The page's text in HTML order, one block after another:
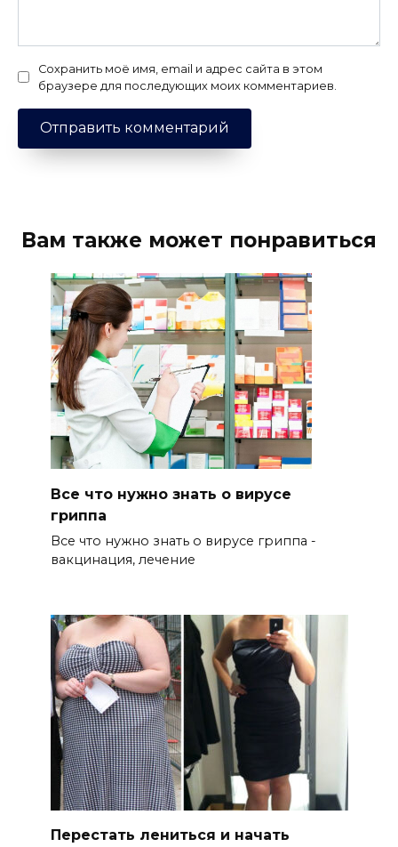
Сохранить моё имя, email и адрес сайта в этом
браузере для последующих моих комментариев.
Вам также может понравиться
Все что нужно знать о вирусе
гриппа
Все что нужно знать о вирусе гриппа -
вакцинация, лечение
Перестать лениться и начать